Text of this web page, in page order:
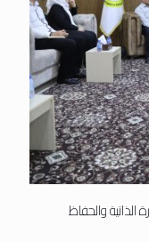
والحفاظ